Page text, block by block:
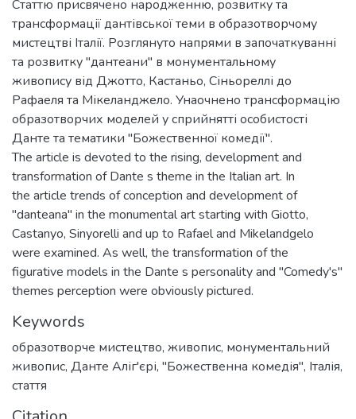
Статтю присвячено народженню, розвитку та
трансформації дантівської теми в образотворчому
мистецтві Італії. Розглянуто напрями в започаткуванні
та розвитку "дантеани" в монументальному
живопису від Джотто, Кастаньо, Сіньореллі до
Рафаеля та Мікеланджело. Унаочнено трансформацію
образотворчих моделей у сприйнятті особистості
Данте та тематики "Божественної комедії".
The article is devoted to the rising, development and
transformation of Dante s theme in the Italian art. In
the article trends of conception and development of
"danteana" in the monumental art starting with Giotto,
Castanyo, Sinyorelli and up to Rafael and Mikelandgelo
were examined. As well, the transformation of the
figurative models in the Dante s personality and "Comedy's"
themes perception were obviously pictured.
Keywords
образотворче мистецтво, живопис, монументальний
живопис, Данте Аліг'єрі, "Божественна комедія", Італія,
стаття